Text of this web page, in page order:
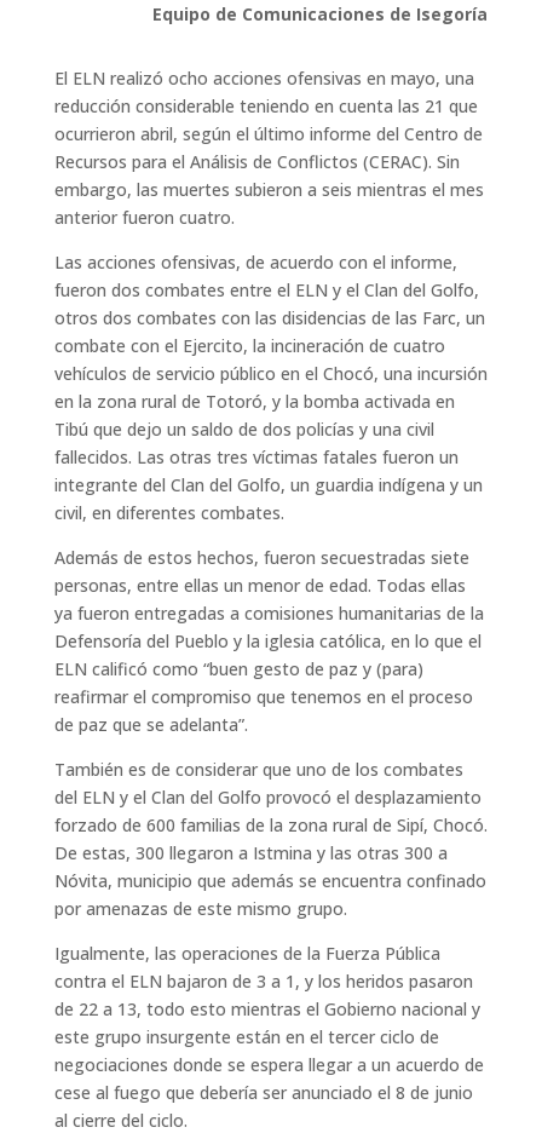
Equipo de Comunicaciones de Isegoría
El ELN realizó ocho acciones ofensivas en mayo, una
reducción considerable teniendo en cuenta las 21 que
ocurrieron abril, según el último informe del Centro de
Recursos para el Análisis de Conflictos (CERAC). Sin
embargo, las muertes subieron a seis mientras el mes
anterior fueron cuatro.
Las acciones ofensivas, de acuerdo con el informe,
fueron dos combates entre el ELN y el Clan del Golfo,
otros dos combates con las disidencias de las Farc, un
combate con el Ejercito, la incineración de cuatro
vehículos de servicio público en el Chocó, una incursión
en la zona rural de Totoró, y la bomba activada en
Tibú que dejo un saldo de dos policías y una civil
fallecidos. Las otras tres víctimas fatales fueron un
integrante del Clan del Golfo, un guardia indígena y un
civil, en diferentes combates.
Además de estos hechos, fueron secuestradas siete
personas, entre ellas un menor de edad. Todas ellas
ya fueron entregadas a comisiones humanitarias de la
Defensoría del Pueblo y la iglesia católica, en lo que el
ELN calificó como “buen gesto de paz y (para)
reafirmar el compromiso que tenemos en el proceso
de paz que se adelanta”.
También es de considerar que uno de los combates
del ELN y el Clan del Golfo provocó el desplazamiento
forzado de 600 familias de la zona rural de Sipí, Chocó.
De estas, 300 llegaron a Istmina y las otras 300 a
Nóvita, municipio que además se encuentra confinado
por amenazas de este mismo grupo.
Igualmente, las operaciones de la Fuerza Pública
contra el ELN bajaron de 3 a 1, y los heridos pasaron
de 22 a 13, todo esto mientras el Gobierno nacional y
este grupo insurgente están en el tercer ciclo de
negociaciones donde se espera llegar a un acuerdo de
cese al fuego que debería ser anunciado el 8 de junio
al cierre del ciclo.